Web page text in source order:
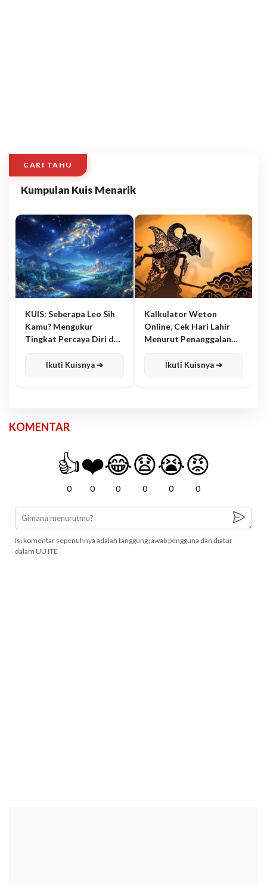
CARI TAHU
Kumpulan Kuis Menarik
KUIS: Seberapa Leo Sih
Kamu? Mengukur
Tingkat Percaya Diri dan
Ikuti Kuisnya ➔
Kalkulator Weton
Online, Cek Hari Lahir
Menurut Penanggalan
Ikuti Kuisnya ➔
KOMENTAR
👍
0
❤️
0
😂
0
😧
0
😭
0
😡
0
Isi komentar sepenuhnya adalah tanggung jawab pengguna dan diatur
dalam UU ITE